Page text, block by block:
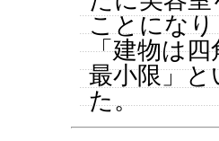
ことにな
「建物は四
最小限」
た。